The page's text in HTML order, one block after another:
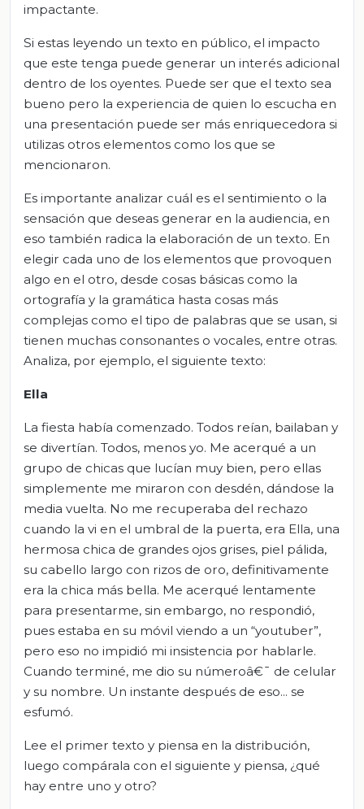
impactante.
Si estas leyendo un texto en público, el impacto
que este tenga puede generar un interés adicional
dentro de los oyentes. Puede ser que el texto sea
bueno pero la experiencia de quien lo escucha en
una presentación puede ser más enriquecedora si
utilizas otros elementos como los que se
mencionaron.
Es importante analizar cuál es el sentimiento o la
sensación que deseas generar en la audiencia, en
eso también radica la elaboración de un texto. En
elegir cada uno de los elementos que provoquen
algo en el otro, desde cosas básicas como la
ortografía y la gramática hasta cosas más
complejas como el tipo de palabras que se usan, si
tienen muchas consonantes o vocales, entre otras.
Analiza, por ejemplo, el siguiente texto:
Ella
La fiesta había comenzado. Todos reían, bailaban y
se divertían. Todos, menos yo. Me acerqué a un
grupo de chicas que lucían muy bien, pero ellas
simplemente me miraron con desdén, dándose la
media vuelta. No me recuperaba del rechazo
cuando la vi en el umbral de la puerta, era Ella, una
hermosa chica de grandes ojos grises, piel pálida,
su cabello largo con rizos de oro, definitivamente
era la chica más bella. Me acerqué lentamente
para presentarme, sin embargo, no respondió,
pues estaba en su móvil viendo a un “youtuber”,
pero eso no impidió mi insistencia por hablarle.
Cuando terminé, me dio su númeroâ€¯ de celular
y su nombre. Un instante después de eso... se
esfumó.
Lee el primer texto y piensa en la distribución,
luego compárala con el siguiente y piensa, ¿qué
hay entre uno y otro?